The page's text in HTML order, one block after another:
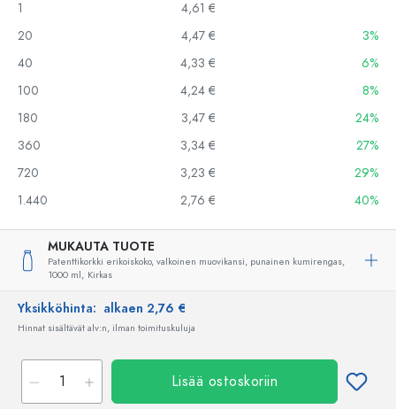
1
4,61 €
20
4,47 €
3%
40
4,33 €
6%
100
4,24 €
8%
180
3,47 €
24%
360
3,34 €
27%
720
3,23 €
29%
1.440
2,76 € 40%
MUKAUTA TUOTE
Patenttikorkki erikoiskoko, valkoinen muovikansi, punainen kumirengas,
1000 ml, Kirkas
Yksikköhinta: alkaen 2,76 €
Hinnat sisältävät alv:n, ilman toimituskuluja
Lisää ostoskoriin